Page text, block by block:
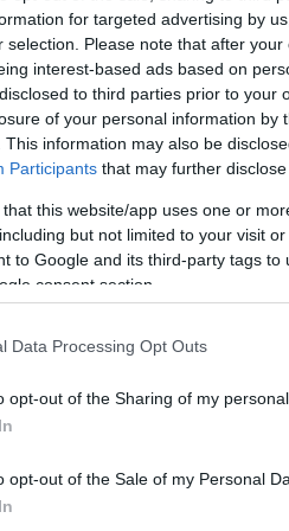
for targeted advertising by
selection. Please note that after
interest-based ads based on
to third parties prior to your
of your personal information by
This information may also be
Participants that may further
that this website/app uses one or
but not limited to your visit
to Google and its third-party tags
consent section.
Data Processing Opt Outs
opt-out of the Sharing of my personal
opt-out of the Sale of my Personal
ismerhetjük őt: Hungária, Skorpió,
Duó.
„látványembere” – sokak szerint
pályán kezdte. Az ex-
alkotó tagja volt egészen
lemezkiadó igazgatóként pedig már
pályára.
Fotó: JT Press
Los Angelesben, nemzetközi
szintén többszöri ráadás után
a Macskajaj zenéje vagy a
2012. október 9. Stefánia